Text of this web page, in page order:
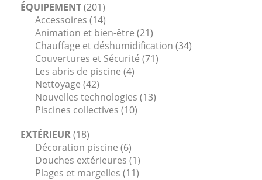
ÉQUIPEMENT(201)
Accessoires (14)
Animation et bien-être (21)
Chauffage et déshumidification (34)
Couvertures et Sécurité (71)
Les abris de piscine (4)
Nettoyage (42)
Nouvelles technologies (13)
Piscines collectives (10)
EXTÉRIEUR(18)
Décoration piscine (6)
Douches extérieures (1)
Plages et margelles (11)